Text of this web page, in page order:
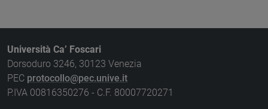
Università Ca’ Foscari
Dorsoduro 3246, 30123 Venezia
PEC protocollo@pec.unive.it
P.IVA 00816350276 - C.F. 80007720271